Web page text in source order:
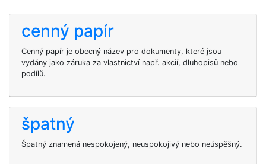
cenný papír
Cenný papír je obecný název pro dokumenty, které jsou
vydány jako záruka za vlastnictví např. akcií, dluhopisů nebo
podílů.
špatný
Špatný znamená nespokojený, neuspokojivý nebo neúspěšný.